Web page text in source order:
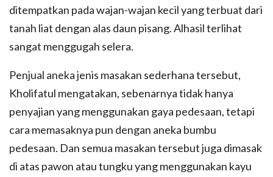
ditempatkan pada wajan-wajan kecil yang terbuat dari
tanah liat dengan alas daun pisang. Alhasil terlihat
sangat menggugah selera.
Penjual aneka jenis masakan sederhana tersebut,
Kholifatul mengatakan, sebenarnya tidak hanya
penyajian yang menggunakan gaya pedesaan, tetapi
cara memasaknya pun dengan aneka bumbu
pedesaan. Dan semua masakan tersebut juga dimasak
di atas pawon atau tungku yang menggunakan kayu